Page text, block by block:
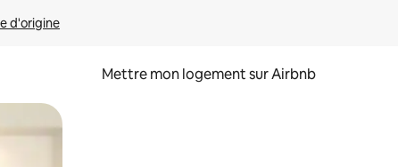
d'origine
Mettre mon logement sur Airbnb